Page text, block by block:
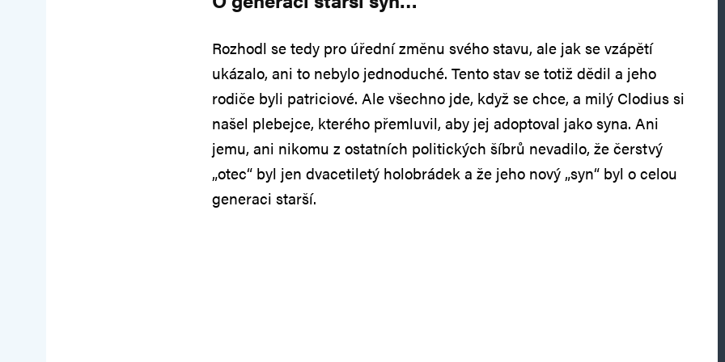
Rozhodl se tedy pro úřední změnu svého stavu, ale jak se vzápětí
ukázalo, ani to nebylo jednoduché. Tento stav se totiž dědil a jeho
rodiče byli patriciové. Ale všechno jde, když se chce, a milý Clodius si
našel plebejce, kterého přemluvil, aby jej adoptoval jako syna. Ani
jemu, ani nikomu z ostatních politických šíbrů nevadilo, že čerstvý
„otec“ byl jen dvacetiletý holobrádek a že jeho nový „syn“ byl o celou
generaci starší.